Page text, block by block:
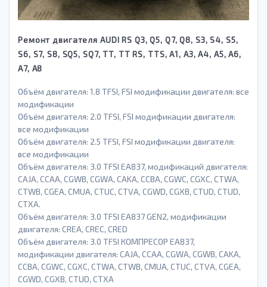
Ремонт двигателя AUDI RS Q3, Q5, Q7, Q8, S3, S4, S5,
S6, S7, S8, SQ5, SQ7, TT, TT RS, TTS, A1, A3, A4, A5, A6,
A7, A8
Объём двигателя: 1.8 TFSI, FSI модификации двигателя: все
модификации
Объём двигателя: 2.0 TFSI, FSI модификации двигателя:
все модификации
Объём двигателя: 2.5 TFSI, FSI модификации двигателя:
все модификации
Объём двигателя: 3.0 TFSI EA837, модификаций двигателя:
CAJA, CCAA, CGWB, CGWA, CAKA, CCBA, CGWC, CGXC, CTWA,
CTWB, CGEA, CMUA, CTUC, CTVA, CGWD, CGXB, CTUD, CTUD,
CTXA.
Объём двигателя: 3.0 TFSI EA837 GEN2, модификации
двигателя: CREA, CREC, CRED
Объём двигателя: 3.0 TFSI КОМПРЕСОР EA837,
модификации двигателя: CAJA, CCAA, CGWA, CGWB, CAKA,
CCBA, CGWC, CGXC, CTWA, CTWB, CMUA, CTUC, CTVA, CGEA,
CGWD, CGXB, CTUD, CTXA